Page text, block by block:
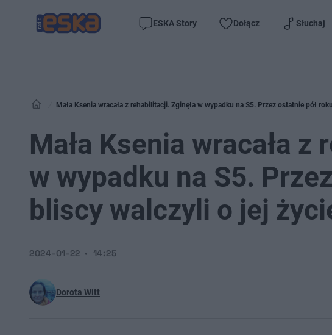
ESKA Story Dołącz Słuchaj
Mała Ksenia wracała z rehabilitacji. Zginęła w wypadku na S5. Przez ostatnie pół
Mała Ksenia wracała
w wypadku na S5.
bliscy walczyli o jej
Dorota Witt
2024-01-22 14:25